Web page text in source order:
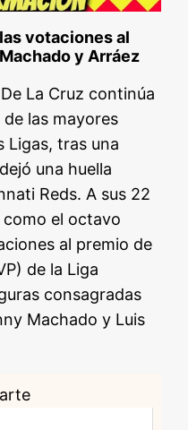
votaciones al
y Arráez
La Cruz continúa
las mayores
Ligas, tras una
una huella
Reds. A sus 22
el octavo
al premio de
de la Liga
consagradas
Machado y Luis